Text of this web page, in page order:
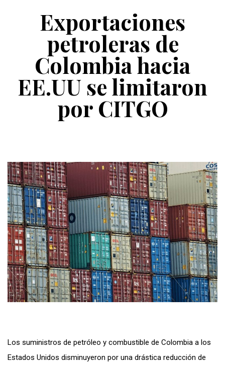
Exportaciones
petroleras de
Colombia hacia
EE.UU se limitaron
por CITGO
Los suministros de petróleo y combustible de Colombia a los
Estados Unidos disminuyeron por una drástica reducción de